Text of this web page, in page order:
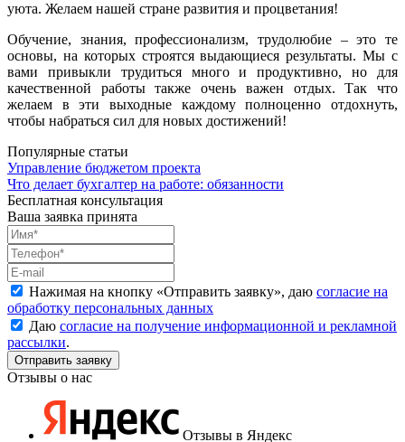
уюта. Желаем нашей стране развития и процветания!
Обучение, знания, профессионализм, трудолюбие – это те
основы, на которых строятся выдающиеся результаты. Мы с
вами привыкли трудиться много и продуктивно, но для
качественной работы также очень важен отдых. Так что
желаем в эти выходные каждому полноценно отдохнуть,
чтобы набраться сил для новых достижений!
Популярные статьи
Управление бюджетом проекта
Что делает бухгалтер на работе: обязанности
Бесплатная консультация
Ваша заявка принята
Нажимая на кнопку «Отправить заявку», даю согласие на
обработку персональных данных
Даю согласие на получение информационной и рекламной
рассылки.
Отзывы о нас
Отзывы в Яндекс